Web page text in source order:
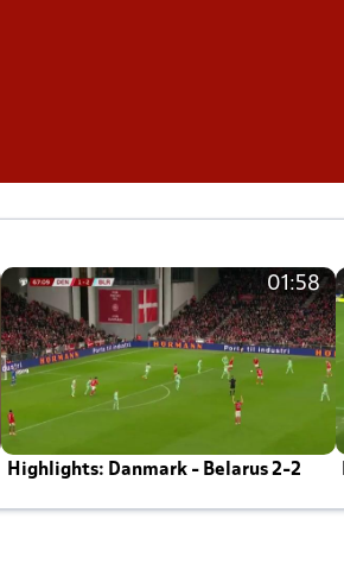
01:58
Highlights: Danmark - Belarus 2-2